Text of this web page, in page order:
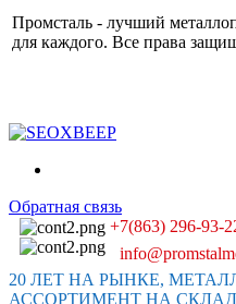
Промсталь - лучший
для каждого. Все права
Обратная связь
+7(863) 296-93-
20 ЛЕТ НА РЫНКЕ,
АССОРТИМЕНТ НА